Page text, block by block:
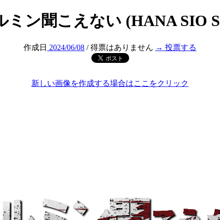
ミン聞こえない (HANA SIO
作成日 2024/06/08 / 得票はありません → 投票する
新しい画像を作成する場合はここをクリック